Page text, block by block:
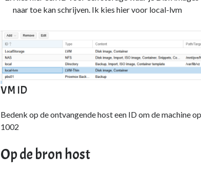
naar toe kan schrijven. Ik kies hier voor local-lvm
VM ID
Bedenk op de ontvangende host een ID om de machine
1002
Op de bron host